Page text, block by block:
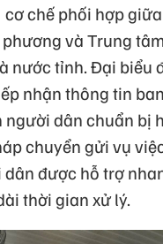
chế phối hợp
và Trung
nước tỉnh. Đại biểu
nhận thông tin
người dân chuẩn bị
chuyển gửi vụ
được hỗ trợ
thời gian xử lý.